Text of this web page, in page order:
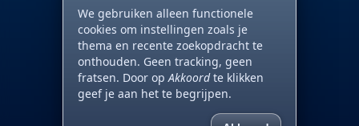
We gebruiken alleen functionele
cookies om instellingen zoals je
thema en recente zoekopdracht te
onthouden. Geen tracking, geen
fratsen. Door opAkkoordte klikken
geef je aan het te begrijpen.